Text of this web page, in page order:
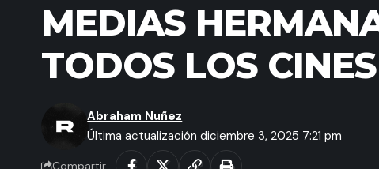
MEDIAS
TODOS LOS CINES
Última actualización diciembre 3, 2025 7:21 pm
Abraham Nuñez
Compartir